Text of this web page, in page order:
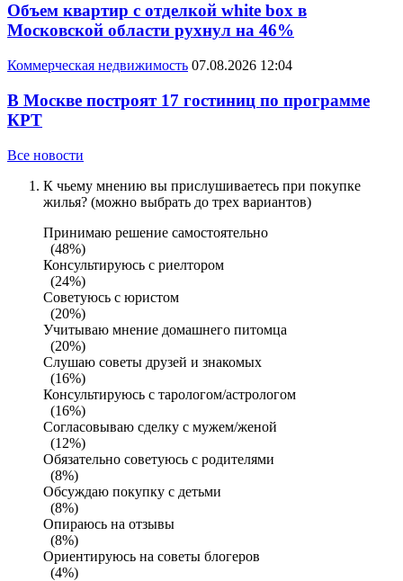
Объем квартир с отделкой white box в
Московской области рухнул на 46%
Коммерческая недвижимость 07.08.2026 12:04
В Москве построят 17 гостиниц по программе
КРТ
Все новости
К чьему мнению вы прислушиваетесь при покупке
жилья? (можно выбрать до трех вариантов)
Принимаю решение самостоятельно
(48%)
Консультируюсь с риелтором
(24%)
Советуюсь с юристом
(20%)
Учитываю мнение домашнего питомца
(20%)
Слушаю советы друзей и знакомых
(16%)
Консультируюсь с тарологом/астрологом
(16%)
Согласовываю сделку с мужем/женой
(12%)
Обязательно советуюсь с родителями
(8%)
Обсуждаю покупку с детьми
(8%)
Опираюсь на отзывы
(8%)
Ориентируюсь на советы блогеров
(4%)